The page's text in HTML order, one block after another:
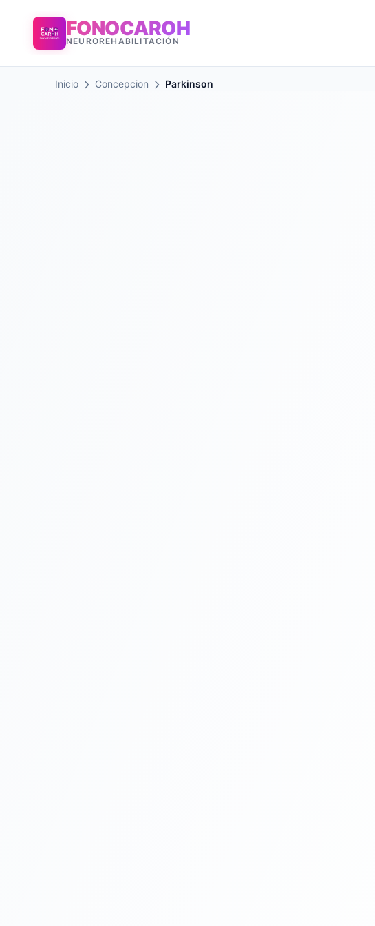
FONOCAROH
NEUROREHABILITACIÓN
Inicio Concepcion Parkinson